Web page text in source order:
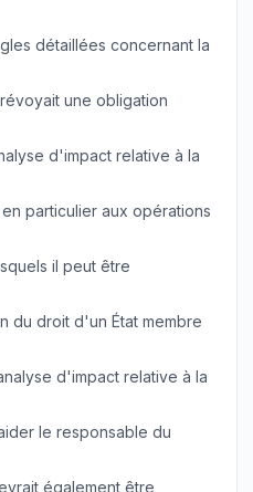
détaillées concernant la
une obligation
d'impact relative à la
particulier aux opérations
il peut être
du droit d'un État membre
d'impact relative à la
le responsable du
également être